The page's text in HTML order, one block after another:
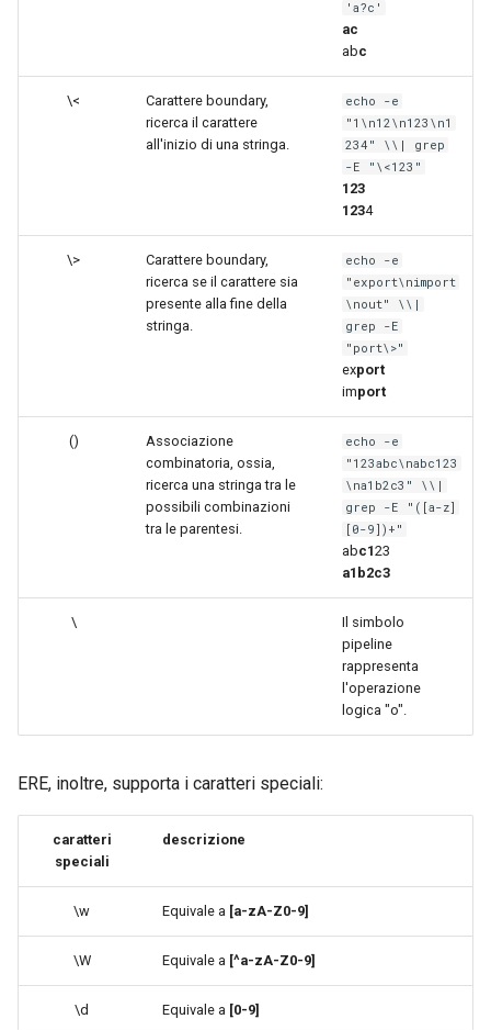
'a?c'
ac
abc
\<
Carattere boundary,
ricerca il carattere
all'inizio di una stringa.
echo -e
"1\n12\n123\n1
234" \\| grep
-E "\<123"
123
1234
\>
Carattere boundary,
ricerca se il carattere sia
presente alla fine della
stringa.
echo -e
"export\nimport
\nout" \\|
grep -E
"port\>"
export
import
()
Associazione
combinatoria, ossia,
ricerca una stringa tra le
possibili combinazioni
tra le parentesi.
echo -e
"123abc\nabc123
\na1b2c3" \\|
grep -E "([a-z]
[0-9])+"
abc123
a1b2c3
\
Il simbolo
pipeline
rappresenta
l'operazione
logica "o".
ERE, inoltre, supporta i caratteri speciali:
caratteri
speciali
descrizione
\w Equivale a [a-zA-Z0-9]
\W Equivale a [^a-zA-Z0-9]
\d Equivale a [0-9]